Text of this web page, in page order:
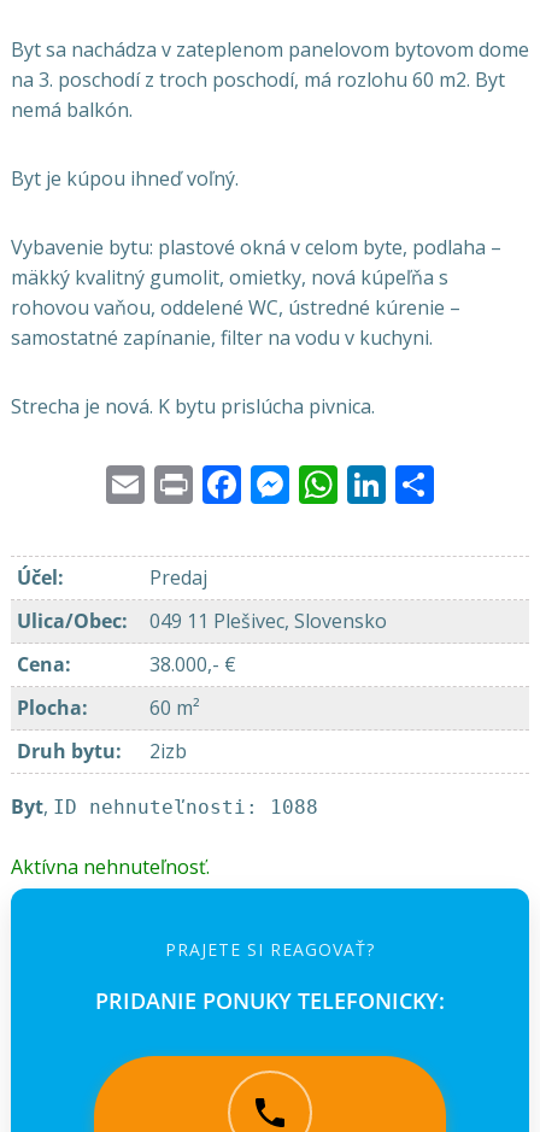
Byt sa nachádza v zateplenom panelovom bytovom dome
na 3. poschodí z troch poschodí, má rozlohu 60 m2. Byt
nemá balkón.
Byt je kúpou ihneď voľný.
Vybavenie bytu: plastové okná v celom byte, podlaha –
mäkký kvalitný gumolit, omietky, nová kúpeľňa s
rohovou vaňou, oddelené WC, ústredné kúrenie –
samostatné zapínanie, filter na vodu v kuchyni.
Strecha je nová. K bytu prislúcha pivnica.
EmailPrintFacebook
Messenger
WhatsApp
LinkedIn
Účel:
Predaj
Ulica/Obec:
049 11 Plešivec, Slovensko
Cena:
38.000,- €
Plocha:
60 m²
Druh bytu: 2izb
Byt, ID nehnuteľnosti: 1088
Aktívna nehnuteľnosť.
PRAJETE SI REAGOVAŤ?
PRIDANIE PONUKY TELEFONICKY: